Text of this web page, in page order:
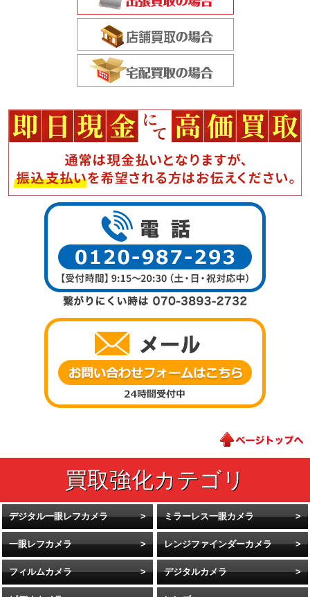
デジタル一眼レフカメラ ミラーレス一眼カメラ
一眼レフカメラ レンジファインダーカメラ
フィルムカメラ デジタルカメラ